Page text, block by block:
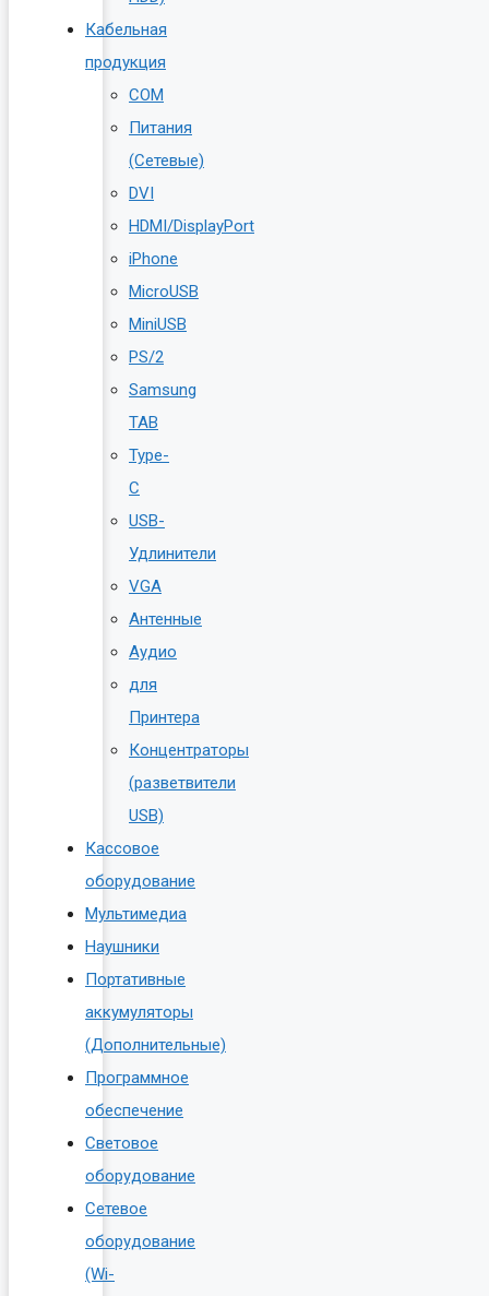
Кабельная
продукция
COM
Питания
(Сетевые)
DVI
HDMI/DisplayPort
iPhone
MicroUSB
MiniUSB
PS/2
Samsung
TAB
Type-
C
USB-
Удлинители
VGA
Антенные
Аудио
для
Принтера
Концентраторы
(разветвители
USB)
Кассовое
оборудование
Мультимедиа
Наушники
Портативные
аккумуляторы
(Дополнительные)
Программное
обеспечение
Световое
оборудование
Сетевое
оборудование
(Wi-